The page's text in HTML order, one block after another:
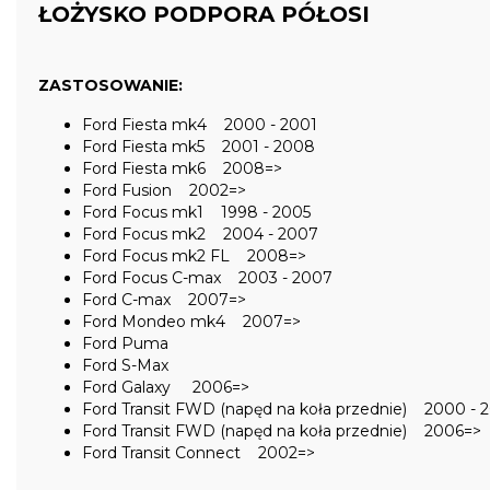
ŁOŻYSKO PODPORA PÓŁOSI
ZASTOSOWANIE:
Ford Fiesta mk4 2000 - 2001
Ford Fiesta mk5 2001 - 2008
Ford Fiesta mk6 2008=>
Ford Fusion 2002=>
Ford Focus mk1 1998 - 2005
Ford Focus mk2 2004 - 2007
Ford Focus mk2 FL 2008=>
Ford Focus C-max 2003 - 2007
Ford C-max 2007=>
Ford Mondeo mk4 2007=>
Ford Puma
Ford S-Max
Ford Galaxy 2006=>
Ford Transit FWD (napęd na koła przednie) 2000 -
Ford Transit FWD (napęd na koła przednie) 2006=>
Ford Transit Connect 2002=>